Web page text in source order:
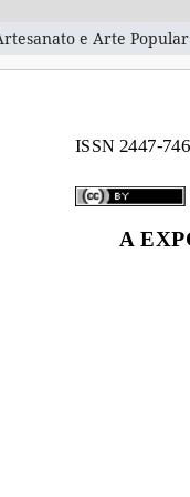
e Arte Popular